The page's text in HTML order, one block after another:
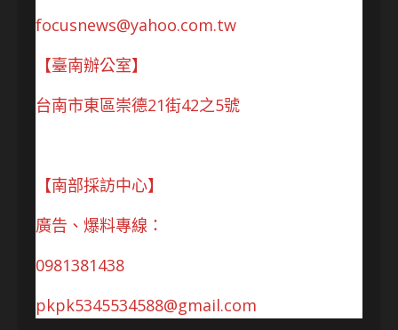
focusnews@yahoo.com.tw
【臺南辦公室】
台南市東區崇德21街42之5號
【南部採訪中心】
廣告、爆料專線：
0981381438
pkpk5345534588@gmail.com